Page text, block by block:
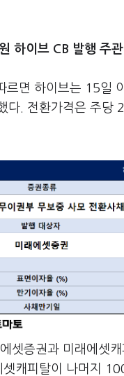
하이브 CB 발행 주관
르면 하이브는 15일
다. 전환가격은 주
셋증권과 미래에셋
셋캐피탈이 나머지